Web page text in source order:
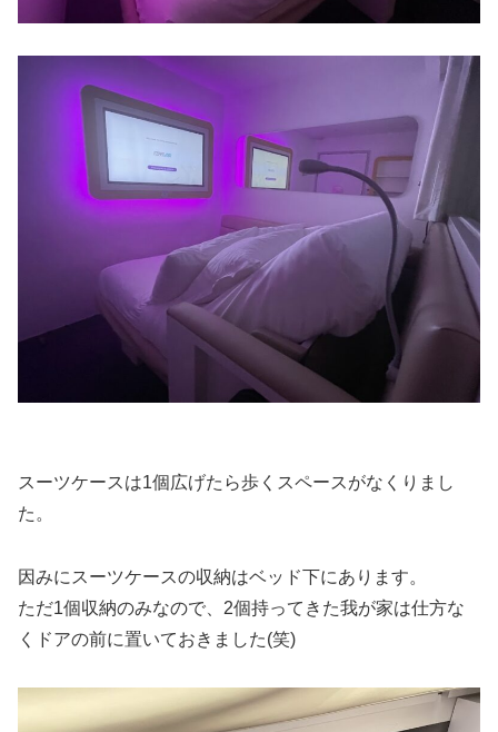
スーツケースは1個広げたら歩くスペースがなくりまし
た。
因みにスーツケースの収納はベッド下にあります。
ただ1個収納のみなので、2個持ってきた我が家は仕方な
くドアの前に置いておきました(笑)